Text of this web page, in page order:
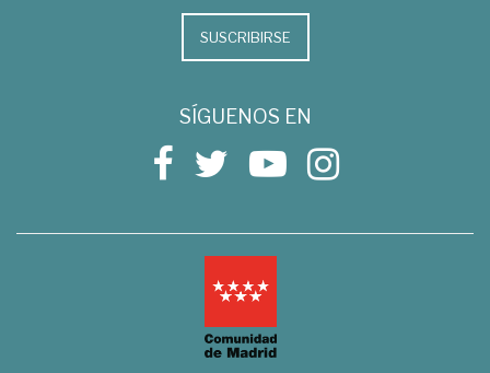
SUSCRIBIRSE
SÍGUENOS EN